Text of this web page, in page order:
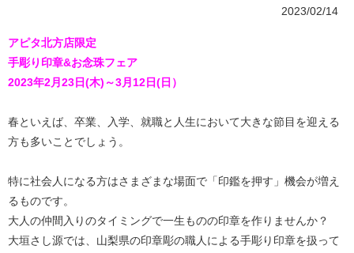
2023/02/14
アピタ北方店限定
手彫り印章&お念珠フェア
2023年2月23日(木)～3月12日(日）
春といえば、卒業、入学、就職と人生において大きな節目を迎える
方も多いことでしょう。
特に社会人になる方はさまざまな場面で「印鑑を押す」機会が増え
るものです。
大人の仲間入りのタイミングで一生ものの印章を作りませんか？
大垣さし源では、山梨県の印章彫の職人による手彫り印章を扱って